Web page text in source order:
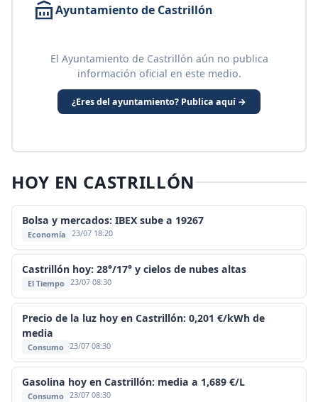
Ayuntamiento de Castrillón
El Ayuntamiento de Castrillón aún no publica
información oficial en este medio.
¿Eres del ayuntamiento? Publica aquí →
HOY EN CASTRILLÓN
Bolsa y mercados: IBEX sube a 19267
Economía 23/07 18:20
Castrillón hoy: 28°/17° y cielos de nubes altas
El Tiempo 23/07 08:30
Precio de la luz hoy en Castrillón: 0,201 €/kWh de
media
Consumo 23/07 08:30
Gasolina hoy en Castrillón: media a 1,689 €/L
Consumo 23/07 08:30